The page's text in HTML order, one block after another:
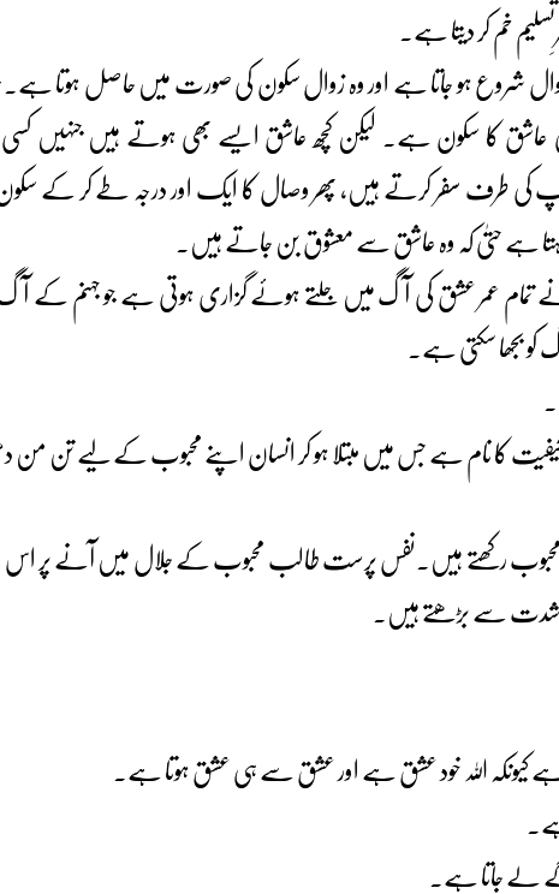
خم کر دیتا ہے۔
شروع ہو جاتا ہے اور وہ زوال سکون کی صورت میں حاصل ہوتا ہے۔
عاشق کا سکون ہے۔ لیکن کچھ عاشق ایسے بھی ہوتے ہیں جنہیں کسی
کی طرف سفر کرتے ہیں، پھر وصال کا ایک اور درجہ طے کر کے
ہے حتیٰ کہ وہ عاشق سے معشوق بن جاتے ہیں۔
اس نے تمام عمر عشق کی آگ میں جلتے ہوئے گزاری ہوتی ہے جو جہنم
کو بجھا سکتی ہے۔
کا نام ہے جس میں مبتلا ہو کر انسان اپنے محبوب کے لیے تن من
محبوب رکھتے ہیں۔نفس پرست طالب محبوب کے جلال میں آنے پر اس
شدت سے بڑھتے ہیں۔
کیونکہ اللہ خود عشق ہے اور عشق سے ہی عشق ہوتا ہے۔
لے جاتا ہے۔